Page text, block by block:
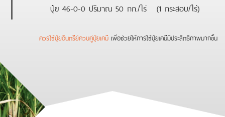
ปุ๋ย 46-0-0 ปริมาณ 50 กก./ไร่ (1 กระสอบ/ไร่)
ควรใช้ปุ๋ยอินทรีย์ควบคู่ปุ๋ยเคมี เพื่อช่วยให้การใช้ปุ๋ยเคมีมีประสิทธิภาพมากขึ้น